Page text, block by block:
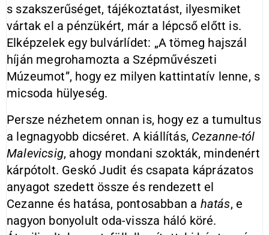
s szakszerűséget, tájékoztatást, ilyesmiket
vártak el a pénzükért, már a lépcső előtt is.
Elképzelek egy bulvárlídet: „A tömeg hajszál
híján megrohamozta a Szépművészeti
Múzeumot”, hogy ez milyen kattintatív lenne, s
micsoda hülyeség.
Persze nézhetem onnan is, hogy ez a tumultus
a legnagyobb dicséret. A kiállítás, Cezanne-tól
Malevicsig, ahogy mondani szokták, mindenért
kárpótolt. Geskó Judit és csapata káprázatos
anyagot szedett össze és rendezett el
Cezanne és hatása, pontosabban a hatás, e
nagyon bonyolult oda-vissza háló köré.